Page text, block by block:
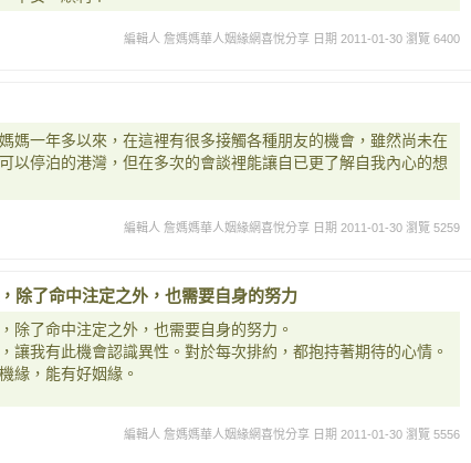
編輯人 詹媽媽華人姻緣網喜悅分享 日期 2011-01-30 瀏覽 6400
媽一年多以來，在這裡有很多接觸各種朋友的機會，雖然尚未在
以停泊的港灣，但在多次的會談裡能讓自已更了解自我內心的想
編輯人 詹媽媽華人姻緣網喜悅分享 日期 2011-01-30 瀏覽 5259
除了命中注定之外，也需要自身的努力
除了命中注定之外，也需要自身的努力。
讓我有此機會認識異性。對於每次排約，都抱持著期待的心情。
緣，能有好姻緣。
編輯人 詹媽媽華人姻緣網喜悅分享 日期 2011-01-30 瀏覽 5556